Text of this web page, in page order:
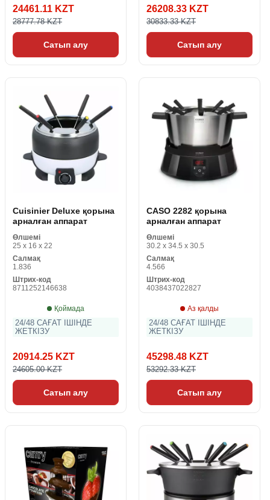
24461.11 KZT
28777.78 KZT
Сатып алу
26208.33 KZT
30833.33 KZT
Сатып алу
Cuisinier Deluxe қорына
арналған аппарат
Өлшемі
25 x 16 x 22
Салмақ
1.836
Штрих-код
8711252146638
Қоймада
24/48 САҒАТ ІШІНДЕ
ЖЕТКІЗУ
20914.25 KZT
24605.00 KZT
Сатып алу
CASO 2282 қорына
арналған аппарат
Өлшемі
30.2 x 34.5 x 30.5
Салмақ
4.566
Штрих-код
4038437022827
Аз қалды
24/48 САҒАТ ІШІНДЕ
ЖЕТКІЗУ
45298.48 KZT
53292.33 KZT
Сатып алу